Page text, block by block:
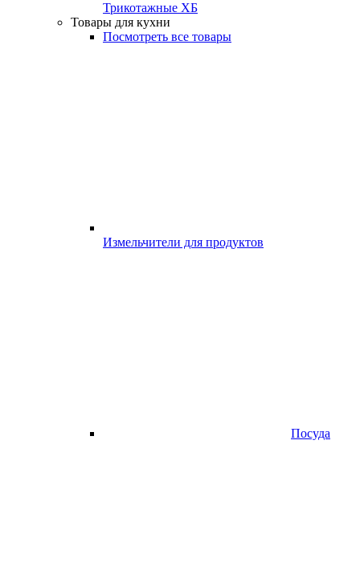
Трикотажные ХБ
Товары для кухни
Посмотреть все товары
Измельчители для продуктов
Посуда